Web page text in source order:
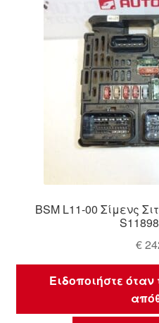
BSM L11-00 Σίμενς
€
Ειδοποιήστε όταν